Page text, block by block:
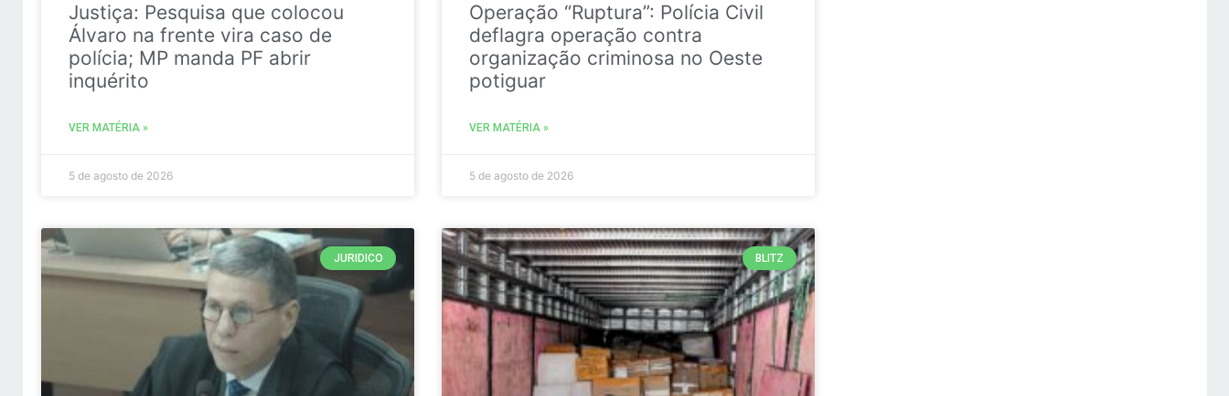
Justiça: Pesquisa que colocou
Álvaro na frente vira caso de
polícia; MP manda PF abrir
inquérito
VER MATÉRIA »
5 de agosto de 2026
Operação “Ruptura”: Polícia Civil
deflagra operação contra
organização criminosa no Oeste
potiguar
VER MATÉRIA »
5 de agosto de 2026
JURIDICO BLITZ